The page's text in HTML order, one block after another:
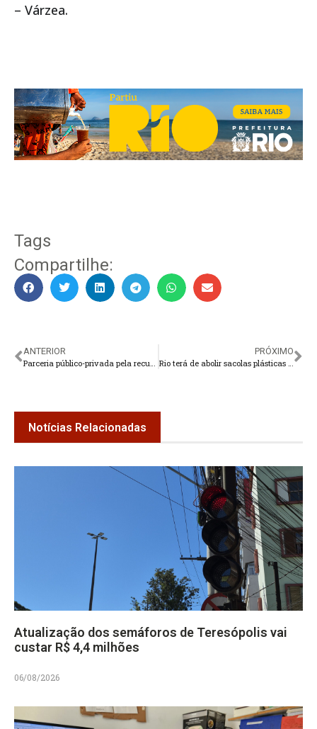
– Várzea.
Tags
Compartilhe:
ANTERIOR
Parceria público-privada pela recuperação da Praça Olímpica
PRÓXIMO
Rio terá de abolir sacolas plásticas nos estabelecimentos comerciais
Notícias Relacionadas
Atualização dos semáforos de Teresópolis vai
custar R$ 4,4 milhões
06/08/2026